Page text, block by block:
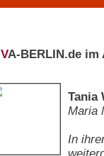
VA-BERLIN.de im
Tania
Maria
In